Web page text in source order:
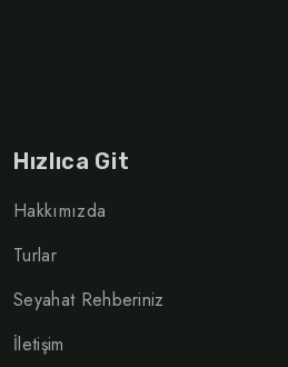
Hızlıca Git
Hakkımızda
Turlar
Seyahat Rehberiniz
İletişim